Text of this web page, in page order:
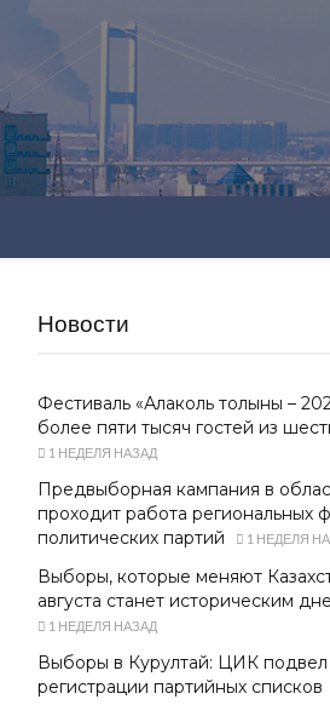
Новости
Фестиваль «Алаколь толқыны –
более пяти тысяч гостей из
1 НЕДЕЛЯ НАЗАД
Предвыборная кампания в
проходит работа региональных
политических партий
1 НЕДЕЛЯ
Выборы, которые меняют
августа станет историческим
1 НЕДЕЛЯ НАЗАД
Выборы в Курултай: ЦИК подвел
регистрации партийных списков